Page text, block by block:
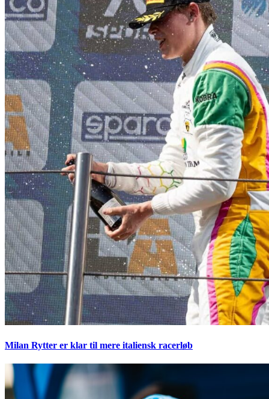
Milan Rytter er klar til mere italiensk racerløb